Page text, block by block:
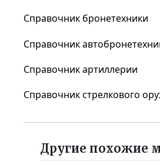
Справочник бронетехники
Справочник
Справочник артиллерии
Справочник стрелкового
Другие похожие